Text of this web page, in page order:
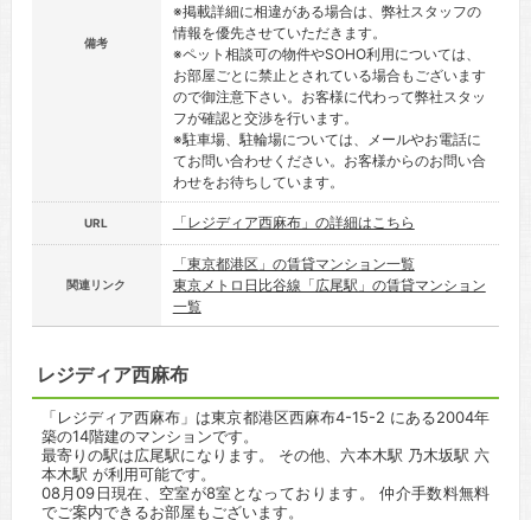
備考
※掲載詳細に相違がある場合は、弊社スタッフの
情報を優先させていただきます。
※ペット相談可の物件やSOHO利用については、
お部屋ごとに禁止とされている場合もございます
ので御注意下さい。お客様に代わって弊社スタッ
フが確認と交渉を行います。
※駐車場、駐輪場については、メールやお電話に
てお問い合わせください。お客様からのお問い合
わせをお待ちしています。
URL 「レジディア西麻布」の詳細はこちら
関連リンク
「東京都港区」の賃貸マンション一覧
東京メトロ日比谷線「広尾駅」の賃貸マンション
一覧
レジディア西麻布
「レジディア西麻布」は東京都港区西麻布4-15-2 にある2004年
築の14階建のマンションです。
最寄りの駅は広尾駅になります。 その他、六本木駅 乃木坂駅 六
本木駅 が利用可能です。
08月09日現在、空室が8室となっております。 仲介手数料無料
でご案内できるお部屋もございます。